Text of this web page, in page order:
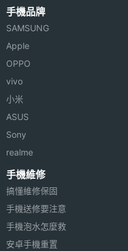
連接與應用
Wi-Fi
裝置分
類
手機品牌
SAMSUNG
Apple
OPPO
vivo
小米
ASUS
Sony
realme
手機維修
搞懂維修保固
手機送修要注意
手機泡水怎麼救
安卓手機重置